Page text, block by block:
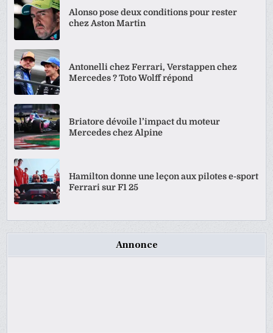
Alonso pose deux conditions pour rester
chez Aston Martin
Antonelli chez Ferrari, Verstappen chez
Mercedes ? Toto Wolff répond
Briatore dévoile l’impact du moteur
Mercedes chez Alpine
Hamilton donne une leçon aux pilotes e-sport
Ferrari sur F1 25
Annonce